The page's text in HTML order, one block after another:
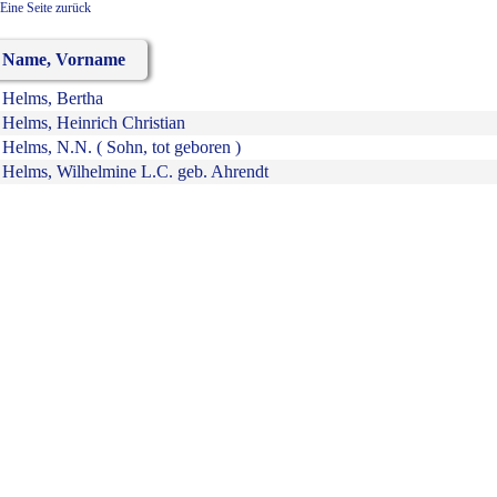
Eine Seite zurück
Name, Vorname
Helms, Bertha
Helms, Heinrich Christian
Helms, N.N. ( Sohn, tot geboren )
Helms, Wilhelmine L.C. geb. Ahrendt